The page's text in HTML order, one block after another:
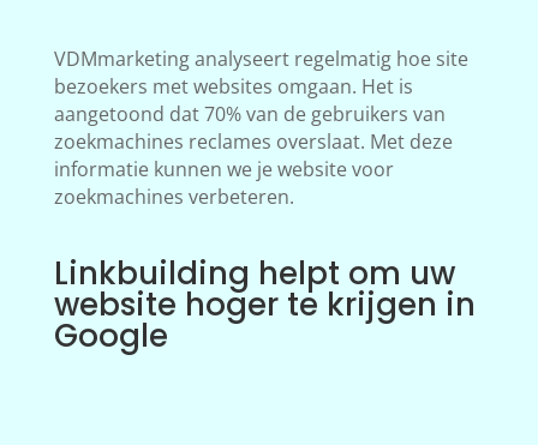
VDMmarketing analyseert regelmatig hoe site
bezoekers met websites omgaan. Het is
aangetoond dat 70% van de gebruikers van
zoekmachines reclames overslaat. Met deze
informatie kunnen we je website voor
zoekmachines verbeteren.
Linkbuilding helpt om uw
website hoger te krijgen in
Google